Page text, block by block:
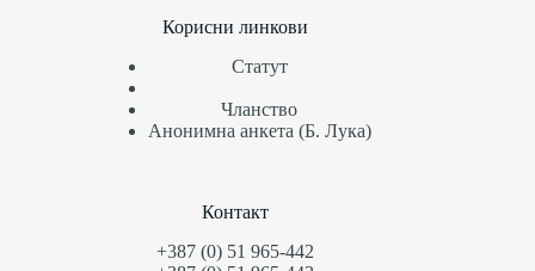
Корисни линкови
Статут
Чланство
Анонимна анкета (Б. Лука)
Контакт
+387 (0) 51 965-442